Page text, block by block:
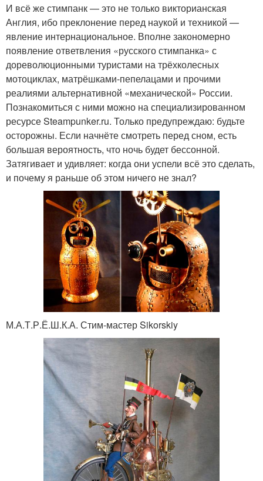
И всё же стимпанк — это не только викторианская
Англия, ибо преклонение перед наукой и техникой —
явление интернациональное. Вполне закономерно
появление ответвления «русского стимпанка» с
дореволюционными туристами на трёхколесных
мотоциклах, матрёшками-пепелацами и прочими
реалиями альтернативной «механической» России.
Познакомиться с ними можно на специализированном
ресурсе Steampunker.ru. Только предупреждаю: будьте
осторожны. Если начнёте смотреть перед сном, есть
большая вероятность, что ночь будет бессонной.
Затягивает и удивляет: когда они успели всё это сделать,
и почему я раньше об этом ничего не знал?
М.А.Т.Р.Ё.Ш.К.А. Стим-мастер Sikorskiy